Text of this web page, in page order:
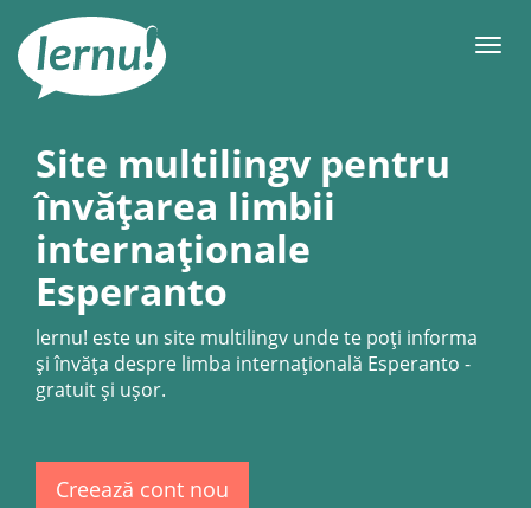
conținut
Site multilingv pentru
învățarea limbii
internaționale
Esperanto
lernu! este un site multilingv unde te poți informa
și învăța despre limba internațională Esperanto -
gratuit şi uşor.
Creează cont nou